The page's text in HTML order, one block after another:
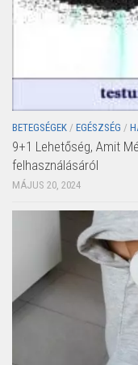
BETEGSÉGEK / EGÉSZSÉG /
9+1 Lehetőség, Amit
felhasználásáról
MÁJUS 20, 2024